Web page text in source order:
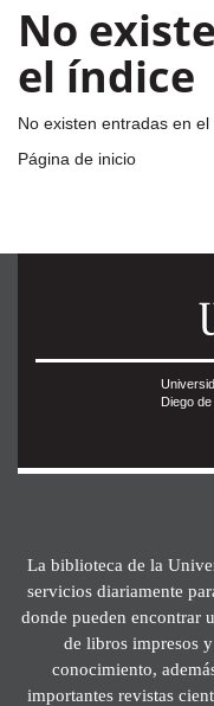
No
el índice
No existen entradas en
Página de inicio
Diego
La biblioteca de la
servicios diariamente
donde pueden encontrar
de libros impresos
conocimiento,
importantes revistas